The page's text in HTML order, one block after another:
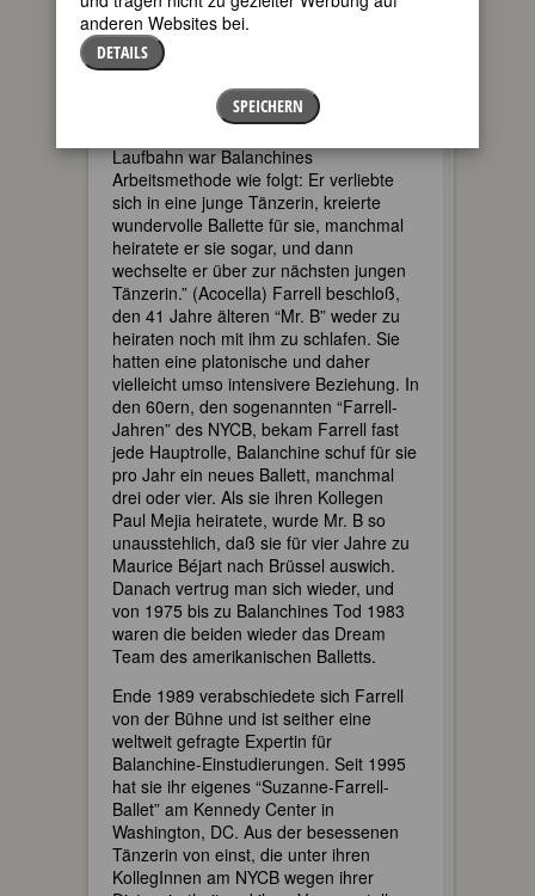
“Ballettgenie des Jahrhunderts”.
Mit 16 wurde Farrell Mitglied des NYCB,
und sie war noch nicht 18, als
Balanchine sie für Hauptpartien
Laufbahn war Balanchines
Arbeitsmethode wie folgt: Er verliebte
sich in eine junge Tänzerin, kreierte
wundervolle Ballette für sie, manchmal
heiratete er sie sogar, und dann
wechselte er über zur nächsten jungen
Tänzerin.” (Acocella) Farrell beschloß,
den 41 Jahre älteren “Mr. B” weder zu
heiraten noch mit ihm zu schlafen. Sie
hatten eine platonische und daher
vielleicht umso intensivere Beziehung. In
den 60ern, den sogenannten “Farrell-
Jahren” des NYCB, bekam Farrell fast
jede Hauptrolle, Balanchine schuf für sie
pro Jahr ein neues Ballett, manchmal
drei oder vier. Als sie ihren Kollegen
Paul Mejia heiratete, wurde Mr. B so
unausstehlich, daß sie für vier Jahre zu
Maurice Béjart nach Brüssel auswich.
Danach vertrug man sich wieder, und
von 1975 bis zu Balanchines Tod 1983
waren die beiden wieder das Dream
Team des amerikanischen Balletts.
Ende 1989 verabschiedete sich Farrell
von der Bühne und ist seither eine
weltweit gefragte Expertin für
Balanchine-Einstudierungen. Seit 1995
hat sie ihr eigenes “Suzanne-Farrell-
Ballet” am Kennedy Center in
Washington, DC. Aus der besessenen
Tänzerin von einst, die unter ihren
KollegInnen am NYCB wegen ihrer
anderen Websites bei.
DETAILS
SPEICHERN